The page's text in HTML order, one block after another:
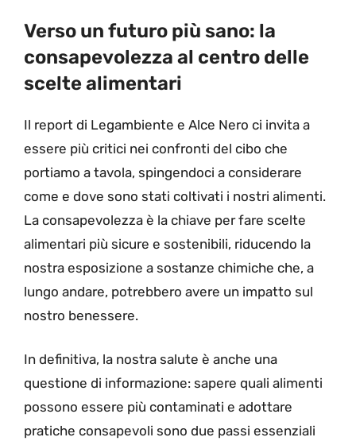
Verso un futuro più sano: la
consapevolezza al centro delle
scelte alimentari
Il report di Legambiente e Alce Nero ci invita a
essere più critici nei confronti del cibo che
portiamo a tavola, spingendoci a considerare
come e dove sono stati coltivati i nostri alimenti.
La consapevolezza è la chiave per fare scelte
alimentari più sicure e sostenibili, riducendo la
nostra esposizione a sostanze chimiche che, a
lungo andare, potrebbero avere un impatto sul
nostro benessere.
In definitiva, la nostra salute è anche una
questione di informazione: sapere quali alimenti
possono essere più contaminati e adottare
pratiche consapevoli sono due passi essenziali